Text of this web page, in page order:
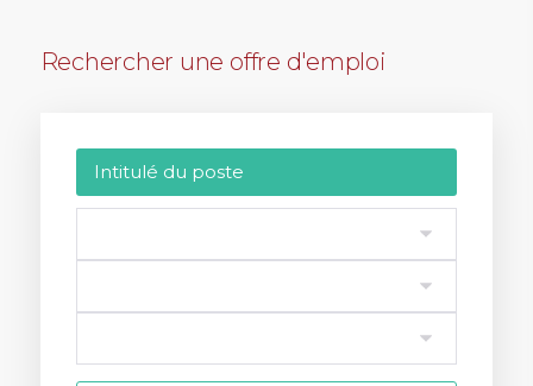
Rechercher une offre d'emploi